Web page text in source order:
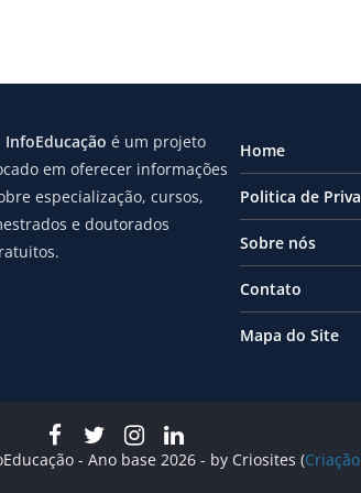
InfoEducação é um projeto
em oferecer informações
especialização, cursos,
e doutorados
Home
Politica de
Sobre nós
Contato
Mapa do Site
- Ano base 2026 - by Criosites (